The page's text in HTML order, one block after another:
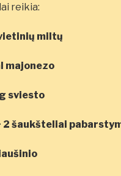
reikia:
miltų
majonezo
sviesto
2 šaukšteliai